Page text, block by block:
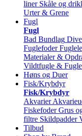
liner Skåle og
Urter & Grene
Fugl
Fugl
Bad Bundlag
Fuglefoder
Materialer &
Vildtfugle &
Høns og Duer
Fisk/Krybdyr
Fisk/Krybdyr
Akvarier
Fiskefoder Grus
filtre Skildpadder
Tilbud